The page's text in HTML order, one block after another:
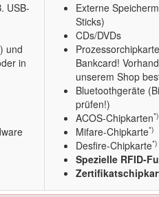
USB-
und
in
Externe
Sticks)
CDs/DVDs
Bankcard!
unserem Shop
Bluetoothgeräte
prüfen!)
ACOS-Chipkarten*)
Mifare-Chipkarte*)
Desfire-Chipkarte*)
Spezielle RFID-